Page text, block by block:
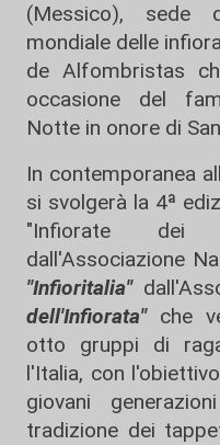
(Messico), sede
mondiale delle
de Alfombristas
occasione del
Notte in onore di
In contemporanea
si svolgerà la 4ª
"Infiorate dei
dall'Associazione
"Infioritalia"
dell'Infiorata" che
otto gruppi di
l'Italia, con
giovani
tradizione dei